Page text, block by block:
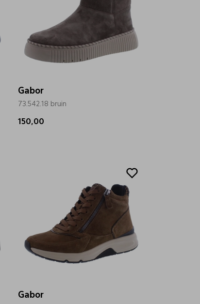
Gabor
73.542.18 bruin
150,00
Gabor